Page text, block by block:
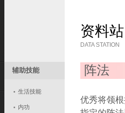
辅助技能
生活技能
内功
资料站
DATA STATION
阵法
优秀将领